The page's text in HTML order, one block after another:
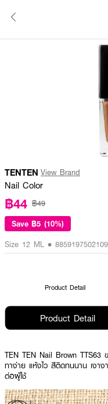
TENTEN View Brand
Nail Color
฿44 ฿49
Save ฿5 (10%)
Size 12 ML • 8859197502109
Product Detail
Product Detail
TEN TEN Nail Brown TTS63
ทาง่าย แห้งไว สีติดทนนาน เงาง
ต่อผู้ใช้